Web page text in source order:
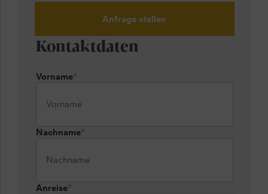
Anfrage stellen
Kontaktdaten
Vorname*
Nachname*
Anreise*